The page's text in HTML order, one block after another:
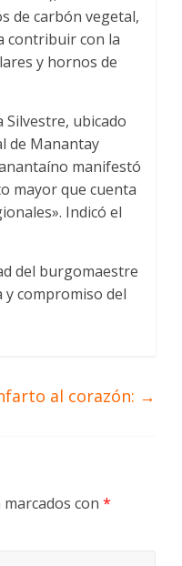
de carbón vegetal,
contribuir con la
y hornos de
Silvestre, ubicado
de Manantay
manifestó
mayor que cuenta
Indicó el
del burgomaestre
y compromiso del
al corazón: →
con *